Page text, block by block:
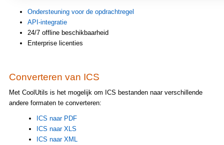
Ondersteuning voor de opdrachtregel
API-integratie
24/7 offline beschikbaarheid
Enterprise licenties
Converteren van ICS
Met CoolUtils is het mogelijk om ICS bestanden naar verschillende
andere formaten te converteren:
ICS naar PDF
ICS naar XLS
ICS naar XML